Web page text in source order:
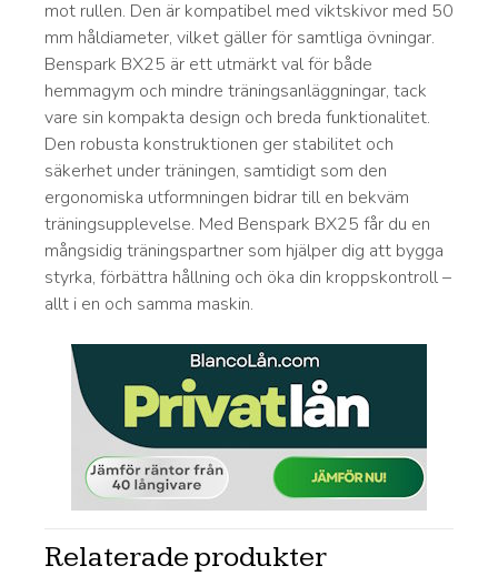
mot rullen. Den är kompatibel med viktskivor med 50
mm håldiameter, vilket gäller för samtliga övningar.
Benspark BX25 är ett utmärkt val för både
hemmagym och mindre träningsanläggningar, tack
vare sin kompakta design och breda funktionalitet.
Den robusta konstruktionen ger stabilitet och
säkerhet under träningen, samtidigt som den
ergonomiska utformningen bidrar till en bekväm
träningsupplevelse. Med Benspark BX25 får du en
mångsidig träningspartner som hjälper dig att bygga
styrka, förbättra hållning och öka din kroppskontroll –
allt i en och samma maskin.
Relaterade produkter